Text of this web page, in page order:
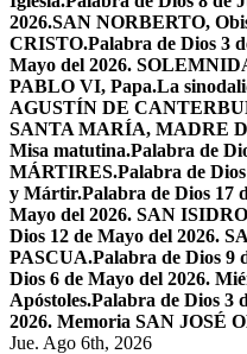
2026.SAN NORBERTO,
CRISTO.Palabra de Dios 3
Mayo del 2026.
PABLO VI, Papa.La
AGUSTÍN DE
SANTA MARÍA, MADRE
Misa matutina.Palabra de
MÁRTIRES.Palabra de
y Mártir.Palabra de Dios 17
Mayo del 2026. SAN
Dios 12 de Mayo del 2026.
PASCUA.Palabra de Dios 9
Dios 6 de Mayo del 2026.
Apóstoles.Palabra de Dios 3
2026. Memoria SAN JOSÉ
Jue. Ago 6th, 2026